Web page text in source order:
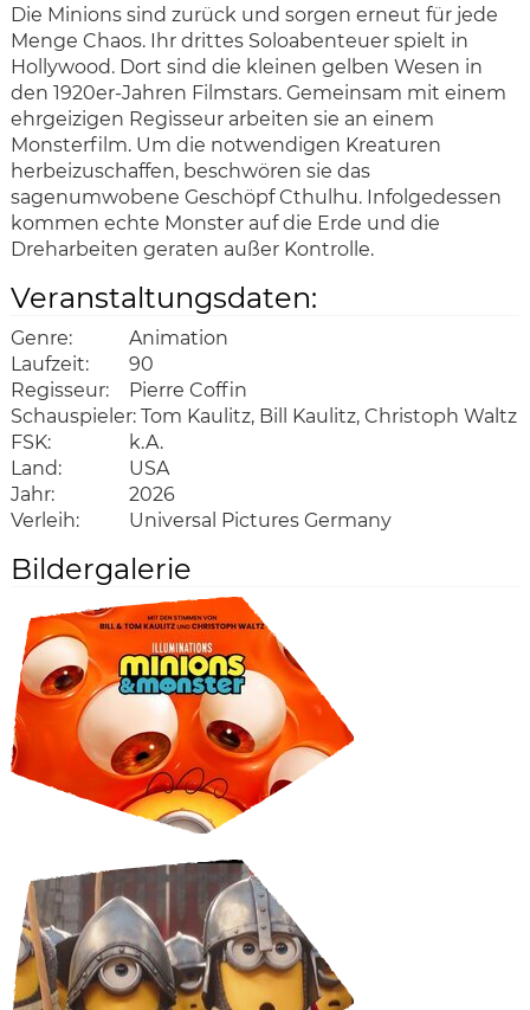
Die Minions sind zurück und sorgen erneut für jede
Menge Chaos. Ihr drittes Soloabenteuer spielt in
Hollywood. Dort sind die kleinen gelben Wesen in
den 1920er-Jahren Filmstars. Gemeinsam mit einem
ehrgeizigen Regisseur arbeiten sie an einem
Monsterfilm. Um die notwendigen Kreaturen
herbeizuschaffen, beschwören sie das
sagenumwobene Geschöpf Cthulhu. Infolgedessen
kommen echte Monster auf die Erde und die
Dreharbeiten geraten außer Kontrolle.
Veranstaltungsdaten:
Genre:
Animation
Laufzeit:
90
Regisseur:
Pierre Coffin
Schauspieler: Tom Kaulitz, Bill Kaulitz, Christoph Waltz
FSK:
k.A.
Land:
USA
Jahr:
2026
Verleih:
Universal Pictures Germany
Bildergalerie